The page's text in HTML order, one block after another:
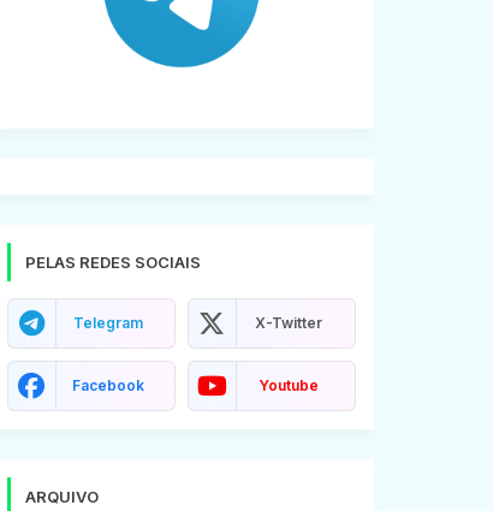
PELAS REDES SOCIAIS
Telegram X-Twitter
Facebook Youtube
ARQUIVO